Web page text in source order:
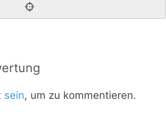
sein, um zu kommentieren.